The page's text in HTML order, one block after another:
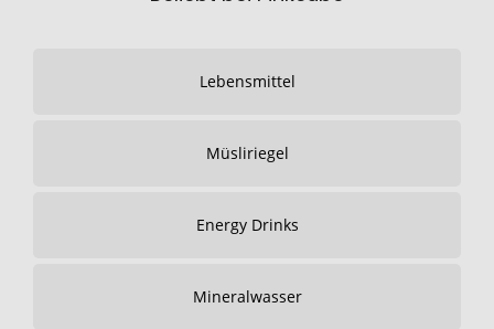
Lebensmittel
Müsliriegel
Energy Drinks
Mineralwasser